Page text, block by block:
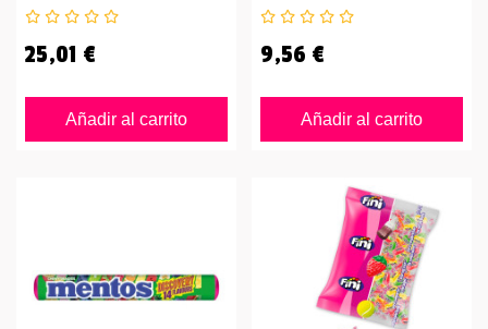
25,01 €
Añadir al carrito
9,56 €
Añadir al carrito